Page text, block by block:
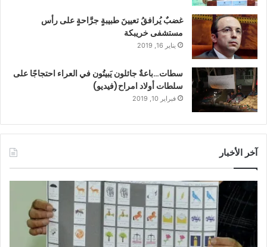
غضبٌ يُرافقُ تعيينَ طبيبةٍ جرَّاحةٍ على رأس
مستشفى خريبكة
يناير 16, 2019
سطات…باعةٌ جائلون يَبيتُون في العراء احتجاجًا على
سلطات أولاد امراح(فيديو)
فبراير 10, 2019
آخر الأخبار